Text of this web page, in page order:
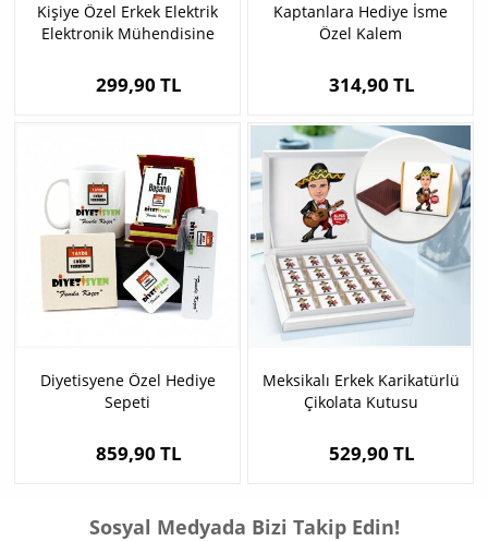
Kişiye Özel Erkek Elektrik
Elektronik Mühendisine
299,90 TL
Kaptanlara Hediye İsme
Özel Kalem
314,90 TL
Diyetisyene Özel Hediye
Sepeti
859,90 TL
Meksikalı Erkek Karikatürlü
Çikolata Kutusu
529,90 TL
Sosyal Medyada Bizi Takip Edin!